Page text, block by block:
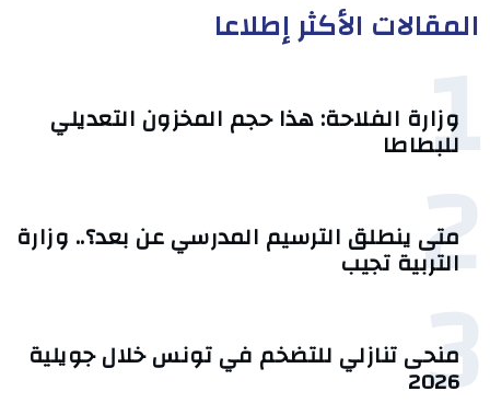
المقالات الأكثر إطلاعا
1
وزارة الفلاحة: هذا حجم المخزون التعديلي
للبطاطا
2
متى ينطلق الترسيم المدرسي عن بعد؟.. وزارة
التربية تجيب
3 منحى تنازلي ‎للتضخم في تونس خلال جويلية
2026‎